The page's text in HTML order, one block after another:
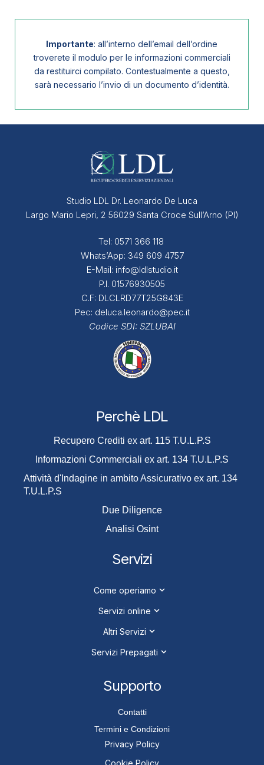
Importante: all’interno dell’email dell’ordine
troverete il modulo per le informazioni commerciali
da restituirci compilato. Contestualmente a questo,
sarà necessario l’invio di un documento d’identità.
Studio LDL Dr. Leonardo De Luca
Largo Mario Lepri, 2 56029 Santa Croce Sull’Arno (PI)
Tel: 0571 366 118
Whats’App: 349 609 4757
E-Mail: info@ldlstudio.it
P.I. 01576930505
C.F: DLCLRD77T25G843E
Pec: deluca.leonardo@pec.it
Codice SDI: SZLUBAI
Perchè LDL
Recupero Crediti ex art. 115 T.U.L.P.S
Informazioni Commerciali ex art. 134 T.U.L.P.S
Attività d'Indagine in ambito Assicurativo ex art. 134
T.U.L.P.S
Due Diligence
Analisi Osint
Servizi
Come operiamo
Servizi online
Altri Servizi
Servizi Prepagati
Supporto
Contatti
Termini e Condizioni
Privacy Policy
Cookie Policy